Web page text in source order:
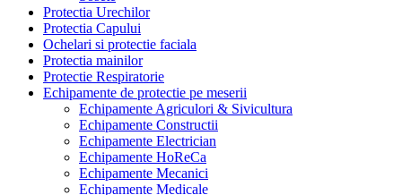
Protectia Urechilor
Protectia Capului
Ochelari si protectie faciala
Protectia mainilor
Protectie Respiratorie
Echipamente de protectie pe meserii
Echipamente Agriculori & Sivicultura
Echipamente Constructii
Echipamente Electrician
Echipamente HoReCa
Echipamente Mecanici
Echipamente Medicale